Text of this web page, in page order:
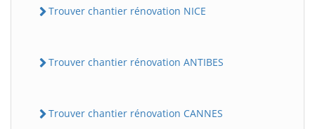
Trouver chantier rénovation NICE
Trouver chantier rénovation ANTIBES
Trouver chantier rénovation CANNES